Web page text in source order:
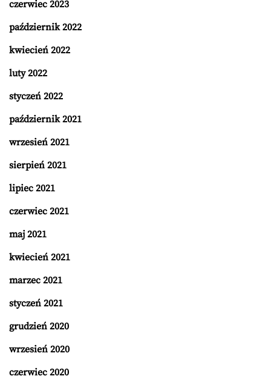
czerwiec 2023
październik 2022
kwiecień 2022
luty 2022
styczeń 2022
październik 2021
wrzesień 2021
sierpień 2021
lipiec 2021
czerwiec 2021
maj 2021
kwiecień 2021
marzec 2021
styczeń 2021
grudzień 2020
wrzesień 2020
czerwiec 2020